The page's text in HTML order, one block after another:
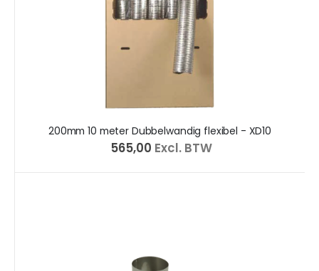
200mm 10 meter Dubbelwandig flexibel - XD10
€ 565,00 Excl. BTW